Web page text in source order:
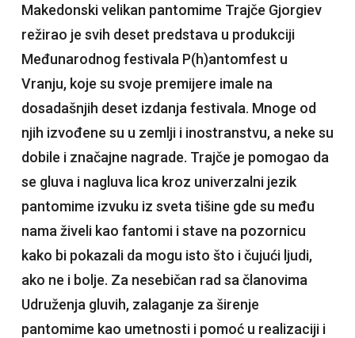
Makedonski velikan pantomime Trajče Gjorgiev
režirao je svih deset predstava u produkciji
Međunarodnog festivala P(h)antomfest u
Vranju, koje su svoje premijere imale na
dosadašnjih deset izdanja festivala. Mnoge od
njih izvođene su u zemlji i inostranstvu, a neke su
dobile i značajne nagrade. Trajče je pomogao da
se gluva i nagluva lica kroz univerzalni jezik
pantomime izvuku iz sveta tišine gde su među
nama živeli kao fantomi i stave na pozornicu
kako bi pokazali da mogu isto što i čujući ljudi,
ako ne i bolje. Za nesebičan rad sa članovima
Udruženja gluvih, zalaganje za širenje
pantomime kao umetnosti i pomoć u realizaciji i